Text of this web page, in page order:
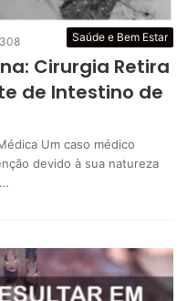
Saúde e Bem Estar
308
Cirurgia Retira
de Intestino de
Um caso médico
devido à sua natureza